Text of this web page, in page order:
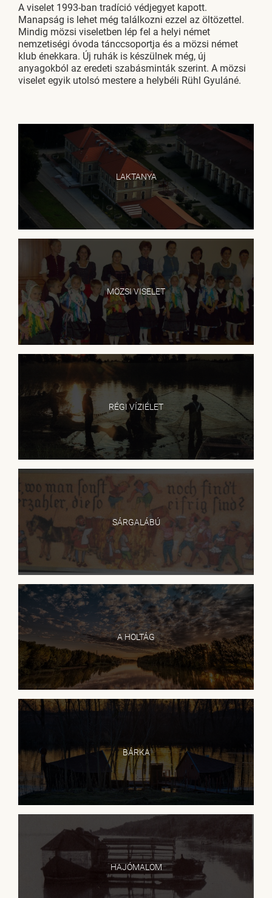
A viselet 1993-ban tradíció védjegyet kapott.
Manapság is lehet még találkozni ezzel az öltözettel.
Mindig mözsi viseletben lép fel a helyi német
nemzetiségi óvoda tánccsoportja és a mözsi német
klub énekkara. Új ruhák is készülnek még, új
anyagokból az eredeti szabásminták szerint. A mözsi
viselet egyik utolsó mestere a helybéli Rühl Gyuláné.
LAKTANYA
MÖZSI VISELET
RÉGI VÍZIÉLET
SÁRGALÁBÚ
A HOLTÁG
BÁRKA
HAJÓMALOM